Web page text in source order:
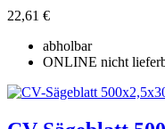
22,61 €
abholbar
ONLINE nicht